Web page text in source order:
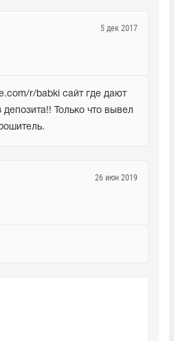
5 дек 2017
r/babki сайт где дают
Только что вывел
26 июн 2019